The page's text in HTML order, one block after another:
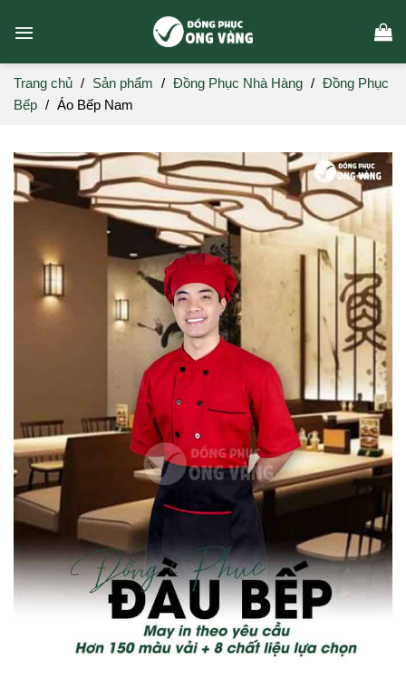
Trang chủ / Sản phẩm / Đồng Phục Nhà Hàng / Đồng Phục
Bếp / Áo Bếp Nam